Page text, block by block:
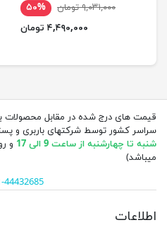
۹,۰۳۱,۰۰۰ تومان
۵۰%
۴,۴۹۰,۰۰۰ تومان
قیمت های درج شده در مقابل محصولات
سراسر کشور توسط شرکتهای باربری و
شنبه تا چهارشنبه از ساعت 9 الی 17
و
میباشد)
44432685
اطلاعات